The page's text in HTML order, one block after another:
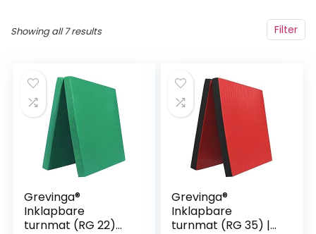
Filter
Showing all 7 results
Grevinga®
Inklapbare
turnmat (RG 22)
Grevinga®
Inklapbare
turnmat (RG 35) |